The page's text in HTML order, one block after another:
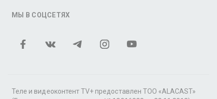
МЫ В СОЦСЕТЯХ
Теле и видеоконтент TV+ предоставлен ТОО «ALACAST»